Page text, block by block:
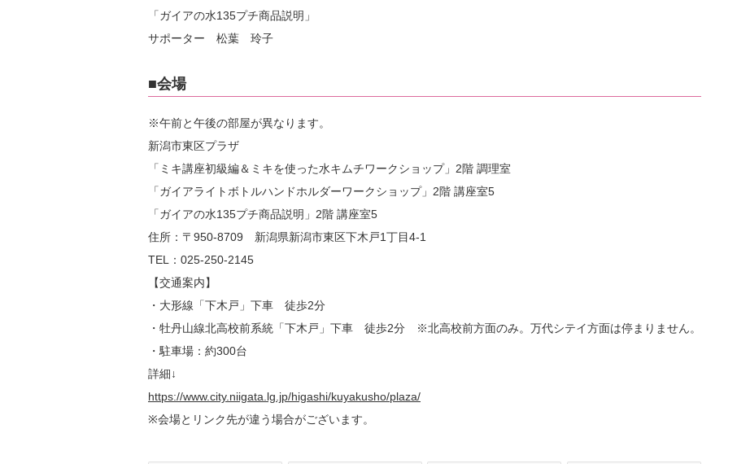
「ガイアの水135プチ商品説明」
サポーター 松葉 玲子
■会場
※午前と午後の部屋が異なります。
新潟市東区プラザ
「ミキ講座初級編＆ミキを使った水キムチワークショップ」2階 調理室
「ガイアライトボトルハンドホルダーワークショップ」2階 講座室5
「ガイアの水135プチ商品説明」2階 講座室5
住所：〒950-8709 新潟県新潟市東区下木戸1丁目4-1
TEL：025-250-2145
【交通案内】
・大形線「下木戸」下車 徒歩2分
・牡丹山線北高校前系統「下木戸」下車 徒歩2分 ※北高校前方面のみ。万代シテイ方面は停まりません。
・駐車場：約300台
詳細↓
https://www.city.niigata.lg.jp/higashi/kuyakusho/plaza/
※会場とリンク先が違う場合がございます。